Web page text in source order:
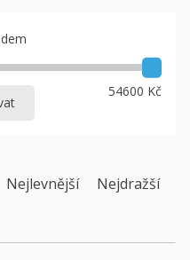
54600 Kč
Nejlevnější
Nejdražší